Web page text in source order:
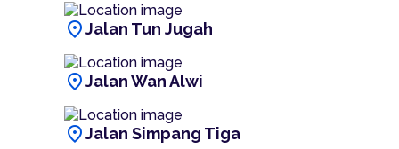
location_onJalan Tun Jugah
location_onJalan Wan Alwi
location_onJalan Simpang Tiga